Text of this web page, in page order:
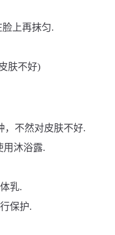
上再抹匀.
肤不好)
，不然对皮肤不好.
用沐浴露.
乳.
保护.